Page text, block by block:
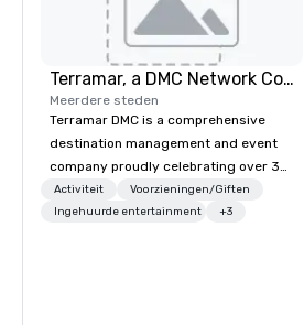
Terramar, a DMC Network Company
Meerdere steden
Terramar DMC is a comprehensive
destination management and event
company proudly celebrating over 30
years in business. Renowned for its
outstanding service, Terramar has
Activiteit
Voorzieningen/Giften
Ingehuurde entertainment
+3